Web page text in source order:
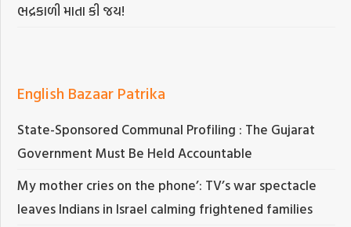
ભદ્રકાળી માતા કી જય!
English Bazaar Patrika
State-Sponsored Communal Profiling : The Gujarat
Government Must Be Held Accountable
My mother cries on the phone’: TV’s war spectacle
leaves Indians in Israel calming frightened families